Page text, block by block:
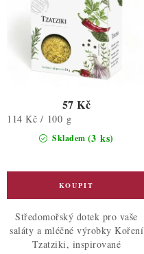
Skladem (3 ks)
57 Kč
Měrná
114 Kč / 100 g
Středomořský dotek pro vaše
saláty a mléčné výrobky Koření
Tzatziki, inspirované